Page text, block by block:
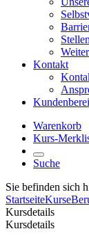
Kontakt
Warenkorb
Kurs-
Suche
Sie befinden sich
StartseiteKurse
Kursdetails
Kursdetails